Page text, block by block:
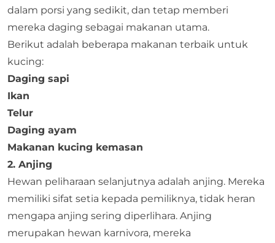
dalam porsi yang sedikit, dan tetap memberi
mereka daging sebagai makanan utama.
Berikut adalah beberapa makanan terbaik untuk
kucing:
Daging sapi
Ikan
Telur
Daging ayam
Makanan kucing kemasan
2. Anjing
Hewan peliharaan selanjutnya adalah anjing. Mereka
memiliki sifat setia kepada pemiliknya, tidak heran
mengapa anjing sering diperlihara. Anjing
merupakan hewan karnivora, mereka